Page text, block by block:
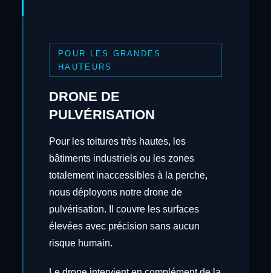
POUR LES GRANDES
HAUTEURS
DRONE DE
PULVÉRISATION
Pour les toitures très hautes, les
bâtiments industriels ou les zones
totalement inaccessibles à la perche,
nous déployons notre drone de
pulvérisation. Il couvre les surfaces
élevées avec précision sans aucun
risque humain.